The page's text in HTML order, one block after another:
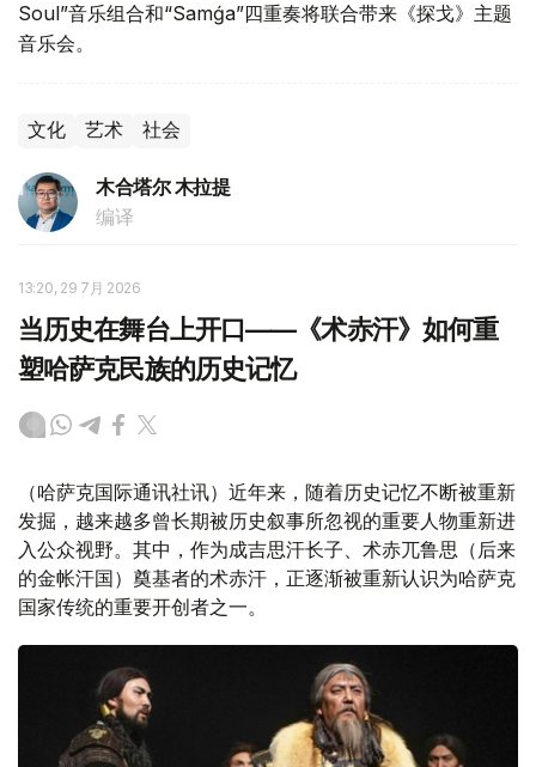
Soul”音乐组合和“Samǵa”四重奏将联合带来《探戈》主题
音乐会。
文化 艺术 社会
木合塔尔 木拉提
编译
13:20, 29 7月 2026
当历史在舞台上开口——《术赤汗》如何重
塑哈萨克民族的历史记忆
（哈萨克国际通讯社讯）近年来，随着历史记忆不断被重新
发掘，越来越多曾长期被历史叙事所忽视的重要人物重新进
入公众视野。其中，作为成吉思汗长子、术赤兀鲁思（后来
的金帐汗国）奠基者的术赤汗，正逐渐被重新认识为哈萨克
国家传统的重要开创者之一。